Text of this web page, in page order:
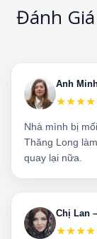
Đánh
Anh
Nhà mình bị
Thăng Long
quay lại nữa.
Chị Lan